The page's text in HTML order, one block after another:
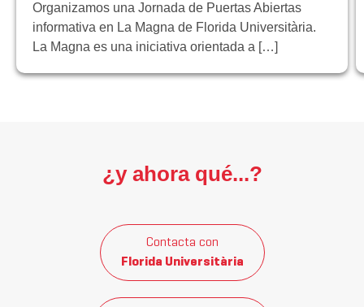
Organizamos una Jornada de Puertas Abiertas
informativa en La Magna de Florida Universitària.
La Magna es una iniciativa orientada a […]
¿y ahora qué...?
Contacta con
Florida Universitària